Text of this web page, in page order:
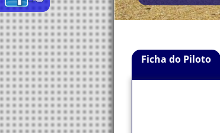
Ficha do Piloto